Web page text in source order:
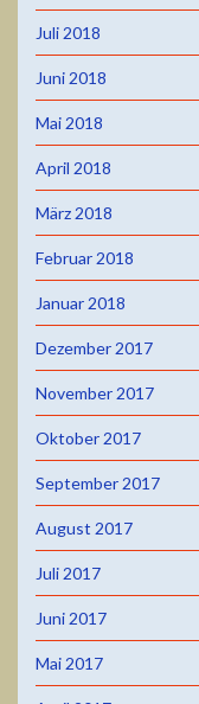
Juli 2018
Juni 2018
Mai 2018
April 2018
März 2018
Februar 2018
Januar 2018
Dezember 2017
November 2017
Oktober 2017
September 2017
August 2017
Juli 2017
Juni 2017
Mai 2017